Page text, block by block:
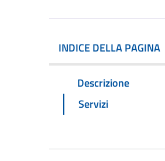
INDICE DELLA PAGINA
Descrizione
Servizi